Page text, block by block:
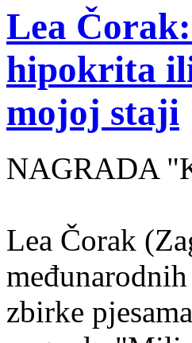
Lea
hipokrita
mojoj staji
NAGRADA
Lea Čorak
zbirke